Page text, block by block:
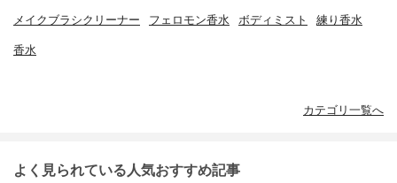
メイクブラシクリーナー フェロモン香水 ボディミスト 練り香水
香水
カテゴリ一覧へ
よく見られている人気おすすめ記事